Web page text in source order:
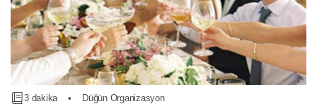
3 dakika • Düğün Organizasyon